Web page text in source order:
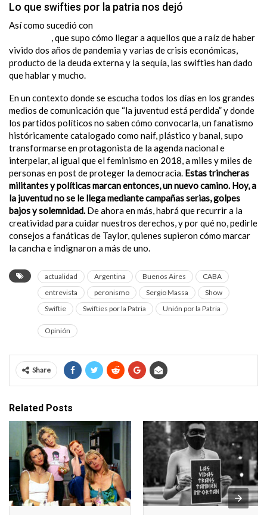
Lo que swifties por la patria nos dejó
Así como sucedió con
, que supo cómo llegar a aquellos que a raíz de haber
vivido dos años de pandemia y varias de crisis económicas,
producto de la deuda externa y la sequía, las swifties han dado
que hablar y mucho.
En un contexto donde se escucha todos los días en los grandes
medios de comunicación que “la juventud está perdida” y donde
los partidos políticos no saben cómo convocarla, un fanatismo
históricamente catalogado como naif, plástico y banal, supo
transformarse en protagonista de la agenda nacional e
interpelar, al igual que el feminismo en 2018, a miles y miles de
personas en post de proteger la democracia. Estas trincheras
militantes y políticas marcan entonces, un nuevo camino. Hoy, a
la juventud no se le llega mediante campañas serias, golpes
bajos y solemnidad.De ahora en más, habrá que recurrir a la
creatividad para cuidar nuestros derechos, y por qué no, pedirle
consejos a fanáticas de Taylor, quienes supieron cómo marcar
la cancha e indignaron a más de uno.
actualidad Argentina Buenos Aires
CABA
entrevista
peronismo Sergio Massa
Show
Swiftie
Swifties por la Patria Unión por la Patria
Opinión
Share
Related Posts